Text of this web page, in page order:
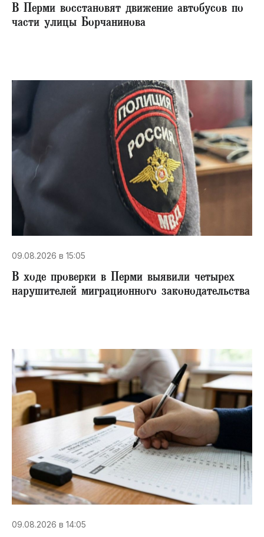
В Перми восстановят движение автобусов по
части улицы Борчанинова
09.08.2026 в 15:05
В ходе проверки в Перми выявили четырех
нарушителей миграционного законодательства
09.08.2026 в 14:05